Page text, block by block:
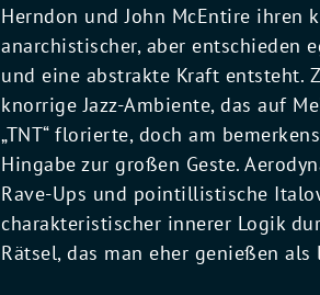
Herndon und John McEntire
anarchistischer, aber entschieden
und eine abstrakte Kraft entsteht.
knorrige Jazz-Ambiente, das auf
„TNT“ florierte, doch am
Hingabe zur großen Geste.
Rave-Ups und pointillistische
charakteristischer innerer Logik
Rätsel, das man eher genießen